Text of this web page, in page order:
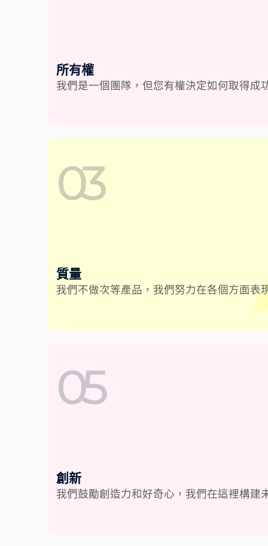
所有權
我們是一個團隊，但您有權決定如何取得成
03
質量
我們不做次等產品，我們努力在各個方面表
05
創新
我們鼓勵創造力和好奇心，我們在這裡構建